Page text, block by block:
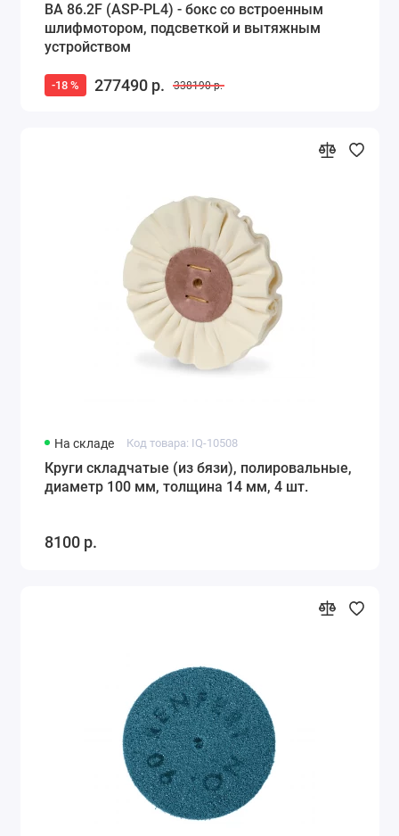
BA 86.2F (ASP-PL4) - бокс со встроенным
шлифмотором, подсветкой и вытяжным
устройством
-18 % 277490 р. 338190 р.
На складе Код товара: IQ-10508
Круги складчатые (из бязи), полировальные,
диаметр 100 мм, толщина 14 мм, 4 шт.
8100 р.